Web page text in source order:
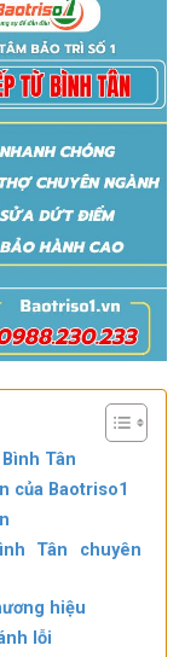
Tân
của Baotriso1
Tân chuyên
hiệu
lỗi